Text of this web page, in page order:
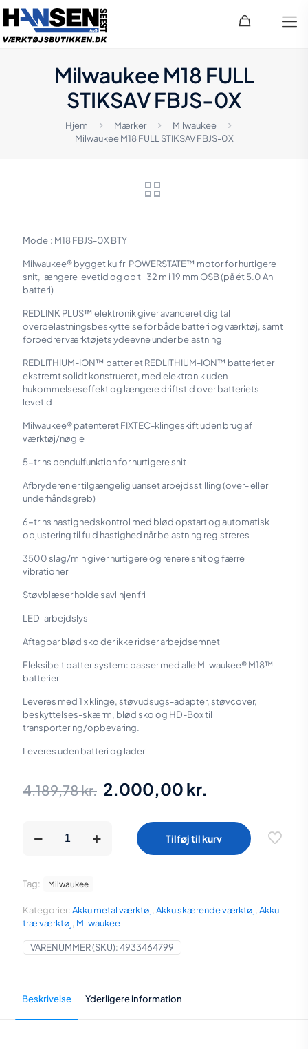
Milwaukee M18 FULL
STIKSAV FBJS-0X
Hjem Mærker
Milwaukee
Milwaukee M18 FULL STIKSAV FBJS-0X
Model: M18 FBJS-0X BTY
Milwaukee® bygget kulfri POWERSTATE™ motor for hurtigere
snit, længere levetid og op til 32 m i 19 mm OSB (på ét 5.0 Ah
batteri)
REDLINK PLUS™ elektronik giver avanceret digital
overbelastningsbeskyttelse for både batteri og værktøj, samt
forbedrer værktøjets ydeevne under belastning
REDLITHIUM-ION™ batteriet REDLITHIUM-ION™ batteriet er
ekstremt solidt konstrueret, med elektronik uden
hukommelseseffekt og længere driftstid over batteriets
levetid
Milwaukee® patenteret FIXTEC-klingeskift uden brug af
værktøj/nøgle
5-trins pendulfunktion for hurtigere snit
Afbryderen er tilgængelig uanset arbejdsstilling (over- eller
underhåndsgreb)
6-trins hastighedskontrol med blød opstart og automatisk
opjustering til fuld hastighed når belastning registreres
3500 slag/min giver hurtigere og renere snit og færre
vibrationer
Støvblæser holde savlinjen fri
LED-arbejdslys
Aftagbar blød sko der ikke ridser arbejdsemnet
Fleksibelt batterisystem: passer med alle Milwaukee® M18™
batterier
Leveres med 1 x klinge, støvudsugs-adapter, støvcover,
beskyttelses-skærm, blød sko og HD-Box til
transportering/opbevaring.
Leveres uden batteri og lader
4.189,78kr. Den
2.000,00 kr.
pris
er:
M18
FBJS-
0X
antal
Tilføj til kurv
VARENUMMER (SKU):4933464799
Kategorier:Akku metal værktøj, Akku skærende værktøj, Akku
træ værktøj, Milwaukee
Tag: Milwaukee
Beskrivelse Yderligere information